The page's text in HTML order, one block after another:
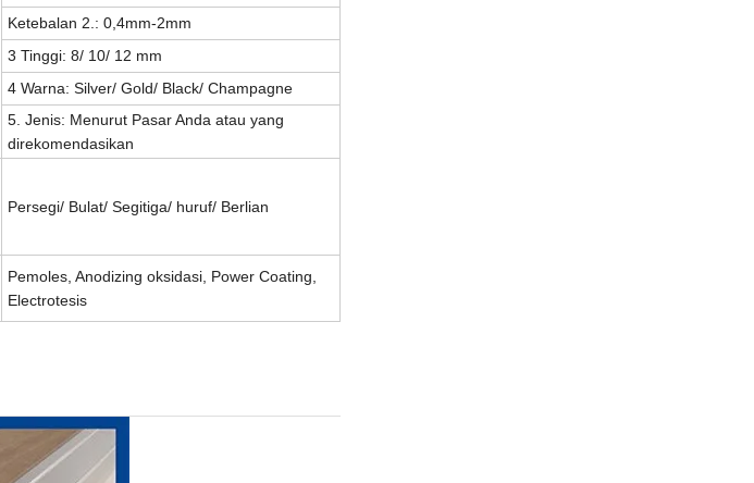
Ketebalan 2.: 0,4mm-2mm
3 Tinggi: 8/ 10/ 12 mm
4 Warna: Silver/ Gold/ Black/ Champagne
5. Jenis: Menurut Pasar Anda atau yang
direkomendasikan
Persegi/ Bulat/ Segitiga/ huruf/ Berlian
Pemoles, Anodizing oksidasi, Power Coating,
Electrotesis